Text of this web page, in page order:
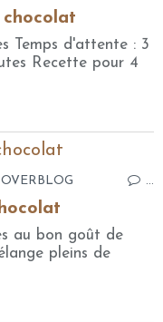
Temps d'attente : 3
Recette pour 4
…
au bon goût de
pleins de